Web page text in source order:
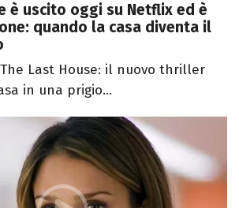
è uscito oggi su Netflix ed è
quando la casa diventa il
Last House: il nuovo thriller
in una prigio...